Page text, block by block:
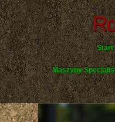
Start
Maszyny